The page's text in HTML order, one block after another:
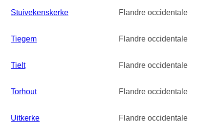
Stuivekenskerke Flandre occidentale
Tiegem Flandre occidentale
Tielt Flandre occidentale
Torhout Flandre occidentale
Uitkerke Flandre occidentale